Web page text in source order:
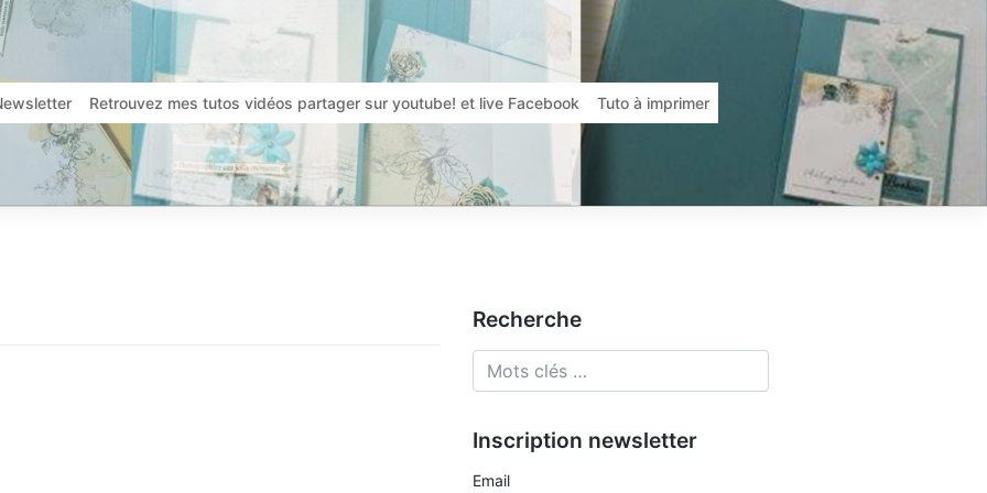
Retrouvez mes tutos vidéos partager sur youtube! et live Facebook Tuto à imprimer
Recherche
Inscription newsletter
Email